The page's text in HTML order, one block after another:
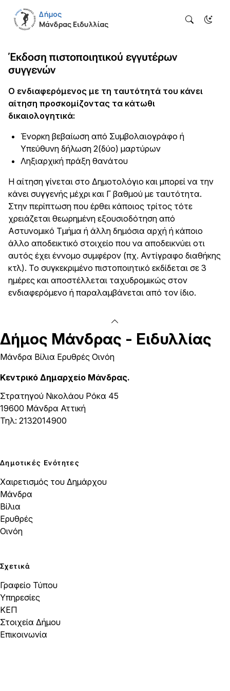
Έκδοση πιστοποιητικού εγγυτέρων
συγγενών
Ο ενδιαφερόμενος με τη ταυτότητά του κάνει
αίτηση προσκομίζοντας τα κάτωθι
δικαιολογητικά:
Ένορκη βεβαίωση από Συμβολαιογράφο ή
Υπεύθυνη δήλωση 2(δύο) μαρτύρων
Ληξιαρχική πράξη θανάτου
Η αίτηση γίνεται στο Δημοτολόγιο και μπορεί να την
κάνει συγγενής μέχρι και Γ βαθμού με ταυτότητα.
Στην περίπτωση που έρθει κάποιος τρίτος τότε
χρειάζεται θεωρημένη εξουσιοδότηση από
Αστυνομικό Τμήμα ή άλλη δημόσια αρχή ή κάποιο
άλλο αποδεικτικό στοιχείο που να αποδεικνύει οτι
αυτός έχει έννομο συμφέρον (πχ. Αντίγραφο διαθήκης
κτλ). Το συγκεκριμένο πιστοποιητικό εκδίδεται σε 3
ημέρες και αποστέλλεται ταχυδρομικώς στον
ενδιαφερόμενο ή παραλαμβάνεται από τον ίδιο.
Δήμος Μάνδρας - Ειδυλλίας
Μάνδρα Βίλια Ερυθρές Οινόη
Κεντρικό Δημαρχείο Μάνδρας.
Στρατηγού Νικολάου Ρόκα 45
19600 Μάνδρα Αττική
Τηλ: 2132014900
Δημοτικές Ενότητες
Χαιρετισμός του Δημάρχου
Μάνδρα
Βίλια
Ερυθρές
Οινόη
Σχετικά
Γραφείο Τύπου
Υπηρεσίες
ΚΕΠ
Στοιχεία Δήμου
Επικοινωνία